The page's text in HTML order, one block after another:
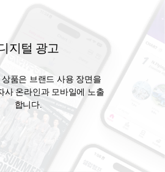
지털 광고
품은 브랜드 사용 장면을
사 온라인과 모바일에 노출
합니다.